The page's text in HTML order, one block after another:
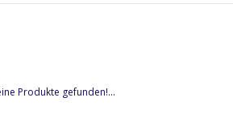
Produkte gefunden!...